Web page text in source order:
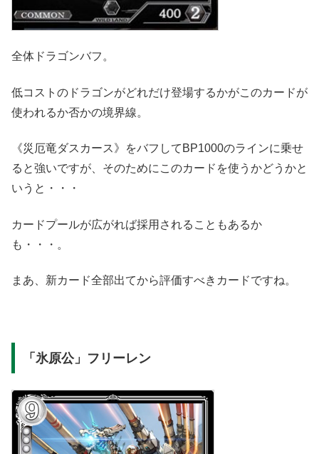
全体ドラゴンバフ。
低コストのドラゴンがどれだけ登場するかがこのカードが
使われるか否かの境界線。
《災厄竜ダスカース》をバフしてBP1000のラインに乗せ
ると強いですが、そのためにこのカードを使うかどうかと
いうと・・・
カードプールが広がれば採用されることもあるか
も・・・。
まあ、新カード全部出てから評価すべきカードですね。
「氷原公」フリーレン